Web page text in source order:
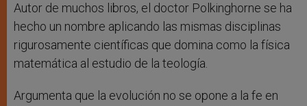
Autor de muchos libros, el doctor Polkinghorne se ha
hecho un nombre aplicando las mismas disciplinas
rigurosamente científicas que domina como la física
matemática al estudio de la teología.
Argumenta que la evolución no se opone a la fe en